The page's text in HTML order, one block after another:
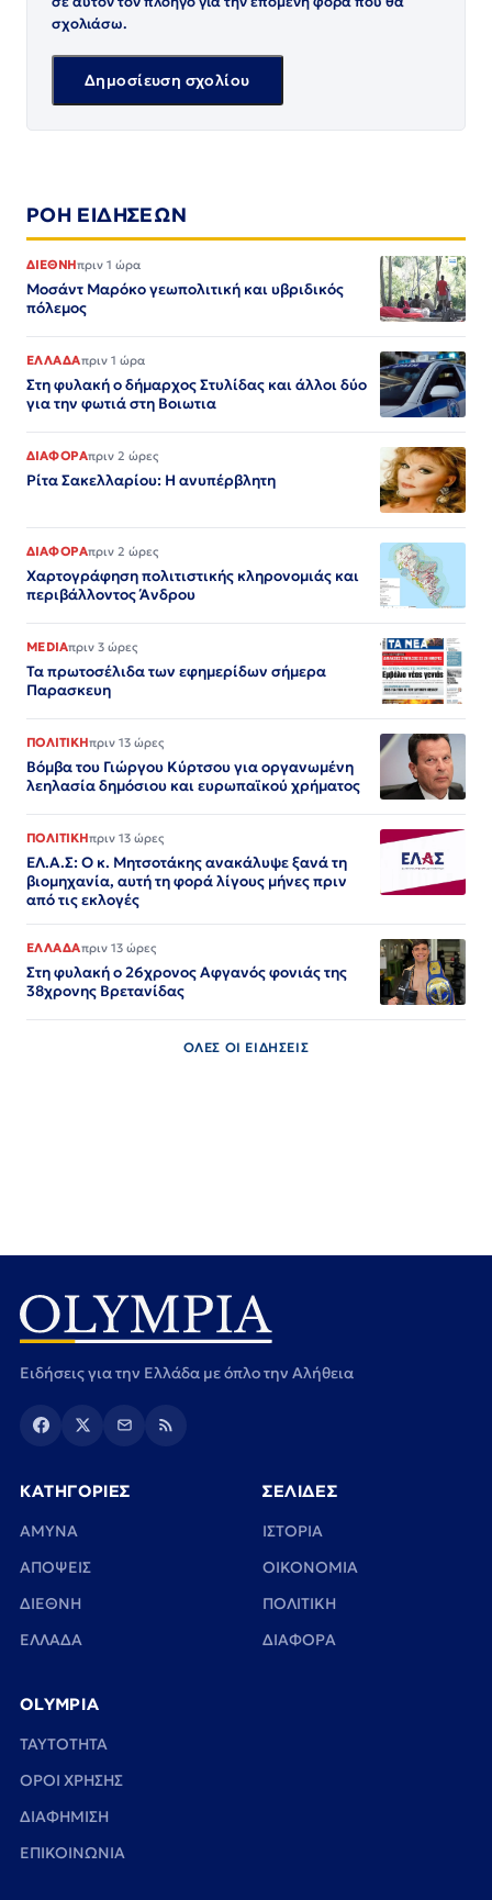
σχολιάσω.
ΡΟΗ ΕΙΔΗΣΕΩΝ
ΔΙΕΘΝΗπριν 1 ώρα
Μοσάντ Μαρόκο γεωπολιτική και υβριδικός
πόλεμος
ΕΛΛΑΔΑπριν 1 ώρα
Στη φυλακή ο δήμαρχος Στυλίδας και άλλοι δύο
για την φωτιά στη Βοιωτια
ΔΙΑΦΟΡΑπριν 2 ώρες
Ρίτα Σακελλαρίου: Η ανυπέρβλητη
ΔΙΑΦΟΡΑπριν 2 ώρες
Χαρτογράφηση πολιτιστικής κληρονομιάς και
περιβάλλοντος Άνδρου
MEDIAπριν 3 ώρες
Τα πρωτοσέλιδα των εφημερίδων σήμερα
Παρασκευη
ΠΟΛΙΤΙΚΗπριν 13 ώρες
Βόμβα του Γιώργου Κύρτσου για οργανωμένη
λεηλασία δημόσιου και ευρωπαϊκού χρήματος
ΠΟΛΙΤΙΚΗπριν 13 ώρες
ΕΛ.Α.Σ: Ο κ. Μητσοτάκης ανακάλυψε ξανά τη
βιομηχανία, αυτή τη φορά λίγους μήνες πριν
από τις εκλογές
ΕΛΛΑΔΑπριν 13 ώρες
Στη φυλακή ο 26χρονος Αφγανός φονιάς της
38χρονης Βρετανίδας
ΟΛΕΣ ΟΙ ΕΙΔΗΣΕΙΣ
Ειδήσεις για την Ελλάδα με όπλο την Αλήθεια
ΚΑΤΗΓΟΡΙΕΣ
ΑΜΥΝΑ
ΑΠΟΨΕΙΣ
ΔΙΕΘΝΗ
ΕΛΛΑΔΑ
ΣΕΛΙΔΕΣ
ΙΣΤΟΡΙΑ
ΟΙΚΟΝΟΜΙΑ
ΠΟΛΙΤΙΚΗ
ΔΙΑΦΟΡΑ
OLYMPIA
TAYTOTHTA
ΟΡΟΙ ΧΡΗΣΗΣ
ΔΙΑΦΗΜΙΣΗ
ΕΠΙΚΟΙΝΩΝΙΑ